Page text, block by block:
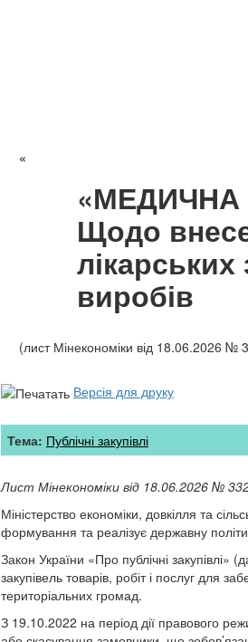
«
«МЕДИЧНА
Щодо
виробів
(лист Мінекономіки від 18.06.2026 №
Версія для друку
Тема: Публічні закупівлі
Лист Мінекономіки від 18.06.2026 №
Міністерство економіки, довкілля та
формування та реалізує державну
Закон України «Про публічні закупівлі»
закупівель товарів, робіт і послуг для
територіальних громад.
З 19.10.2022 на період дії правового